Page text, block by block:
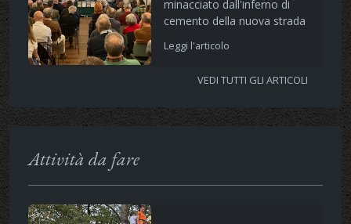
minacciato dall'inferno di
cemento della nuova strada
Leggi l'articolo
VEDI TUTTI GLI ARTICOLI
Attività da fare